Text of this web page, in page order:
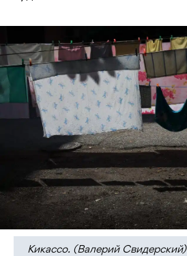
Кикассо. (Валерий Свидерский)